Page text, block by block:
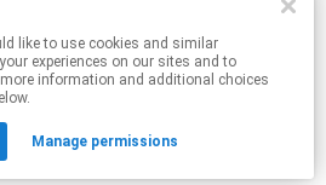
』40TH
EDITION
contain affiliate links.
experiences on our sites and to
information and additional choices
Manage permissions